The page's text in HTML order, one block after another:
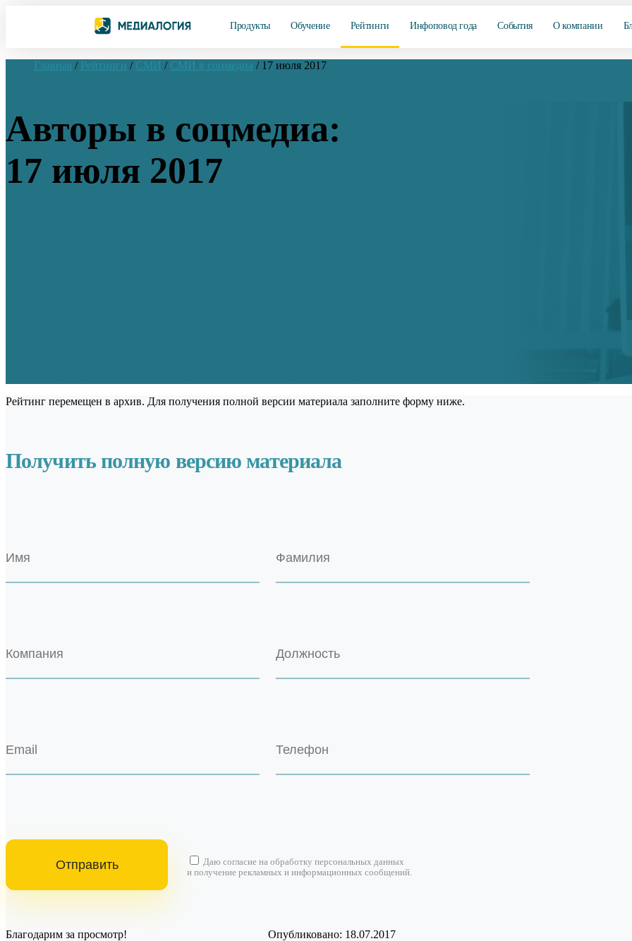
Продукты Обучение Рейтинги Инфоповод года События О компании
Главная / Рейтинги / СМИ / СМИ в соцмедиа / 17 июля 2017
Авторы в соцмедиа:
17 июля 2017
Рейтинг перемещен в архив. Для получения полной версии материала заполните форму ниже.
Получить полную версию материала
Даю согласие на обработку персональных данных
и получение рекламных и информационных сообщений.
Благодарим за просмотр! Опубликовано: 18.07.2017